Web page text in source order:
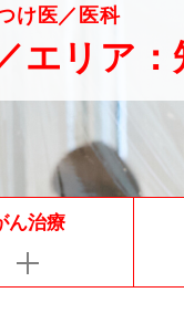
け医／医科
エリア：
ん治療